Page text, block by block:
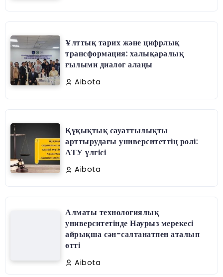
Ұлттық тарих және цифрлық
трансформация: халықаралық
ғылыми диалог алаңы
Aibota
Құқықтық сауаттылықты
арттырудағы университеттің рөлі:
АТУ үлгісі
Aibota
Алматы технологиялық
университетінде Наурыз мерекесі
айрықша сән-салтанатпен аталып
өтті
Aibota